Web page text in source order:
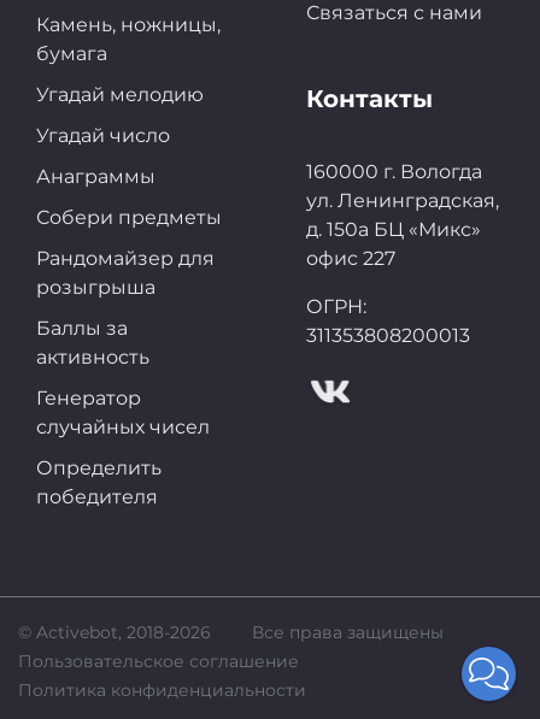
Камень, ножницы,
бумага
Угадай мелодию
Угадай число
Анаграммы
Собери предметы
Рандомайзер для
розыгрыша
Баллы за
активность
Генератор
случайных чисел
Определить
победителя
Связаться с нами
Контакты
160000 г. Вологда
ул. Ленинградская,
д. 150а БЦ «Микс»
офис 227
ОГРН:
311353808200013
© Activebot, 2018-2026
Все права защищены
Пользовательское соглашение
Политика конфиденциальности